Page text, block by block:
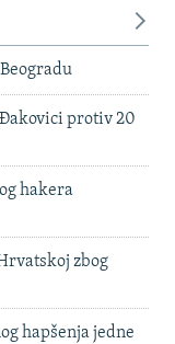
protiv 20
hakera
zbog
hapšenja jedne